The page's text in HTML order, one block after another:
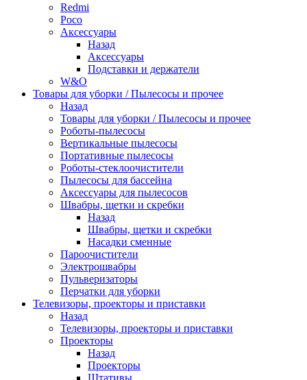
Redmi
Poco
Аксессуары
Назад
Аксессуары
Подставки и держатели
W&O
Товары для уборки / Пылесосы и прочее
Назад
Товары для уборки / Пылесосы и прочее
Роботы-пылесосы
Вертикальные пылесосы
Портативные пылесосы
Роботы-стеклоочистители
Пылесосы для бассейна
Аксессуары для пылесосов
Швабры, щетки и скребки
Назад
Швабры, щетки и скребки
Насадки сменные
Пароочистители
Электрошвабры
Пульверизаторы
Перчатки для уборки
Телевизоры, проекторы и приставки
Назад
Телевизоры, проекторы и приставки
Проекторы
Назад
Проекторы
Штативы